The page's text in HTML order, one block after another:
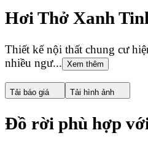
Hơi Thở Xanh
Thiết kế nội thất chung cư
nhiều ngư... Xem thêm
Tải báo giá Tải hình ảnh
Đồ rời phù hợp